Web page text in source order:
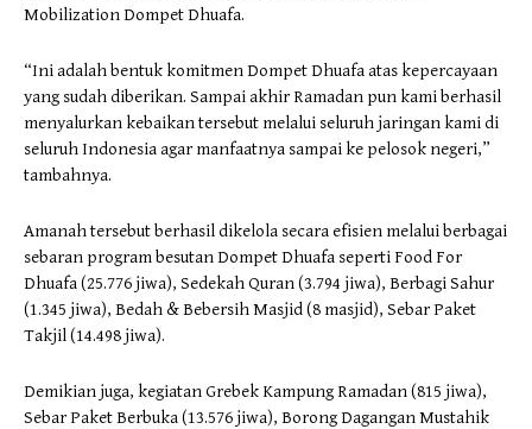
Mobilization Dompet Dhuafa.
“Ini adalah bentuk komitmen Dompet Dhuafa atas kepercayaan
yang sudah diberikan. Sampai akhir Ramadan pun kami berhasil
menyalurkan kebaikan tersebut melalui seluruh jaringan kami di
seluruh Indonesia agar manfaatnya sampai ke pelosok negeri,”
tambahnya.
Amanah tersebut berhasil dikelola secara efisien melalui berbagai
sebaran program besutan Dompet Dhuafa seperti Food For
Dhuafa (25.776 jiwa), Sedekah Quran (3.794 jiwa), Berbagi Sahur
(1.345 jiwa), Bedah & Bebersih Masjid (8 masjid), Sebar Paket
Takjil (14.498 jiwa).
Demikian juga, kegiatan Grebek Kampung Ramadan (815 jiwa),
Sebar Paket Berbuka (13.576 jiwa), Borong Dagangan Mustahik